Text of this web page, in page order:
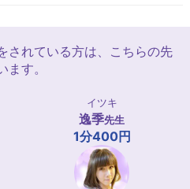
されている方は、こちらの先
す。
イツキ
逸季先生
1分400円